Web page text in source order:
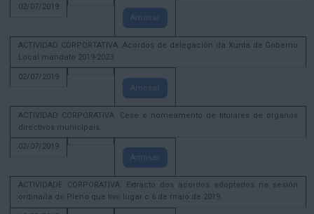
02/07/2019
Amosar
ACTIVIDAD CORPORTATIVA. Acordos de delegación da Xunta de Goberno
Local mandato 2019-2023
02/07/2019
Amosar
ACTIVIDAD CORPORATIVA. Cese e nomeamento de titulares de órganos
directivos municipais.
02/07/2019
Amosar
ACTIVIDADE CORPORATIVA. Extracto dos acordos adoptados na sesión
ordinaria do Pleno que tivo lugar o 6 de maio de 2019.